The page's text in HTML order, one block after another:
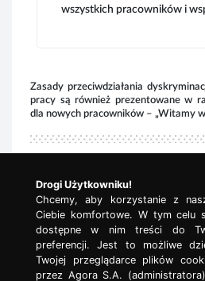
wszystkich pracowników i
Zasady przeciwdziałania
pracy są również prezentowane w
dla nowych pracowników – „Witamy
Drogi Użytkowniku!
Chcemy, aby korzystanie z
Ciebie komfortowe. W tym celu
dostępne w nim treści do
preferencji. Jest to możliwe
Twojej przeglądarce plików
przez Agora S.A.